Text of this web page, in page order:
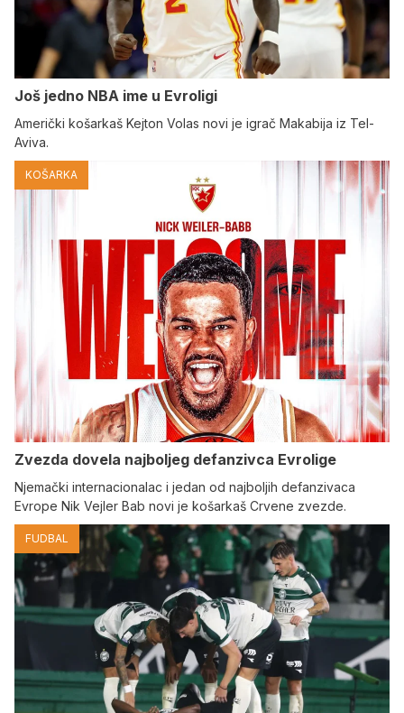
Još jedno NBA ime u Evroligi
Američki košarkaš Kejton Volas novi je igrač Makabija iz Tel-
Aviva.
KOŠARKA
Zvezda dovela najboljeg defanzivca Evrolige
Njemački internacionalac i jedan od najboljih defanzivaca
Evrope Nik Vejler Bab novi je košarkaš Crvene zvezde.
FUDBAL